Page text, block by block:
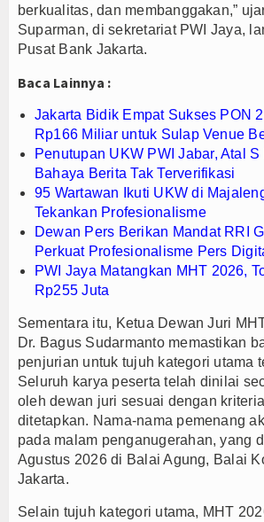
berkualitas, dan membanggakan,”
Suparman, di sekretariat PWI Jaya,
Pusat Bank Jakarta.
Baca Lainnya :
Jakarta Bidik Empat Sukses PON
Rp166 Miliar untuk Sulap Venue
Penutupan UKW PWI Jabar, Atal
Bahaya Berita Tak Terverifikasi
95 Wartawan Ikuti UKW di
Tekankan Profesionalisme
Dewan Pers Berikan Mandat RRI
Perkuat Profesionalisme Pers
PWI Jaya Matangkan MHT 2026,
Rp255 Juta
Sementara itu, Ketua Dewan Juri
Dr. Bagus Sudarmanto memastikan
penjurian untuk tujuh kategori utama
Seluruh karya peserta telah dinilai
oleh dewan juri sesuai dengan
ditetapkan. Nama-nama pemenang
pada malam penganugerahan, yang
Agustus 2026 di Balai Agung, Balai
Jakarta.
Selain tujuh kategori utama, MHT